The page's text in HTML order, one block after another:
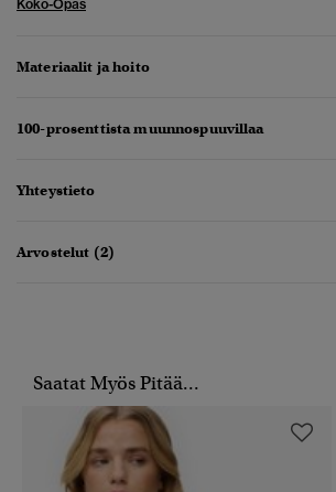
Koko-Opas
Materiaalit ja hoito
100-prosenttista muunnospuuvillaa
Yhteystieto
Arvostelut (2)
Saatat Myös Pitää...